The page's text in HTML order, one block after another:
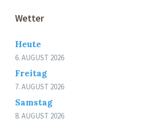
Wetter
Heute
6. AUGUST 2026
Freitag
7. AUGUST 2026
Samstag
8. AUGUST 2026